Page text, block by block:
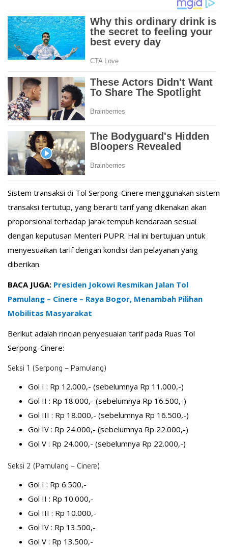
Sistem transaksi di Tol Serpong-Cinere menggunakan sistem
transaksi tertutup, yang berarti tarif yang dikenakan akan
proporsional terhadap jarak tempuh kendaraan sesuai
dengan keputusan Menteri PUPR. Hal ini bertujuan untuk
menyesuaikan tarif dengan kondisi dan pelayanan yang
diberikan.
BACA JUGA: Presiden Jokowi Resmikan Jalan Tol
Pamulang – Cinere – Raya Bogor, Menambah Pilihan
Mobilitas Masyarakat
Berikut adalah rincian penyesuaian tarif pada Ruas Tol
Serpong-Cinere:
Seksi 1 (Serpong – Pamulang)
Gol I : Rp 12.000,- (sebelumnya Rp 11.000,-)
Gol II : Rp 18.000,- (sebelumnya Rp 16.500,-)
Gol III : Rp 18.000,- (sebelumnya Rp 16.500,-)
Gol IV : Rp 24.000,- (sebelumnya Rp 22.000,-)
Gol V : Rp 24.000,- (sebelumnya Rp 22.000,-)
Seksi 2 (Pamulang – Cinere)
Gol I : Rp 6.500,-
Gol II : Rp 10.000,-
Gol III : Rp 10.000,-
Gol IV : Rp 13.500,-
Gol V : Rp 13.500,-